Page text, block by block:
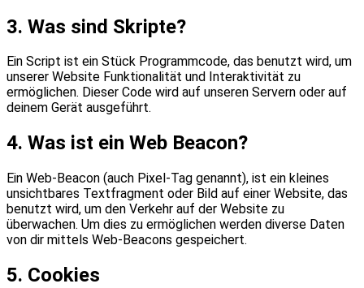
3. Was sind Skripte?
Ein Script ist ein Stück Programmcode, das benutzt wird, um
unserer Website Funktionalität und Interaktivität zu
ermöglichen. Dieser Code wird auf unseren Servern oder auf
deinem Gerät ausgeführt.
4. Was ist ein Web Beacon?
Ein Web-Beacon (auch Pixel-Tag genannt), ist ein kleines
unsichtbares Textfragment oder Bild auf einer Website, das
benutzt wird, um den Verkehr auf der Website zu
überwachen. Um dies zu ermöglichen werden diverse Daten
von dir mittels Web-Beacons gespeichert.
5. Cookies